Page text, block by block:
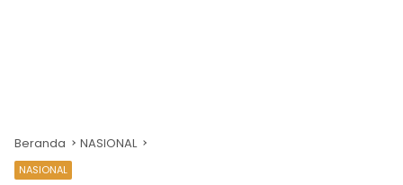
Beranda NASIONAL
NASIONAL